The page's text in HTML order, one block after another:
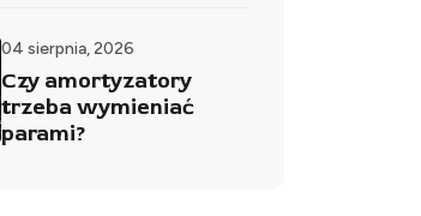
04 sierpnia, 2026
Czy amortyzatory
trzeba wymieniać
parami?